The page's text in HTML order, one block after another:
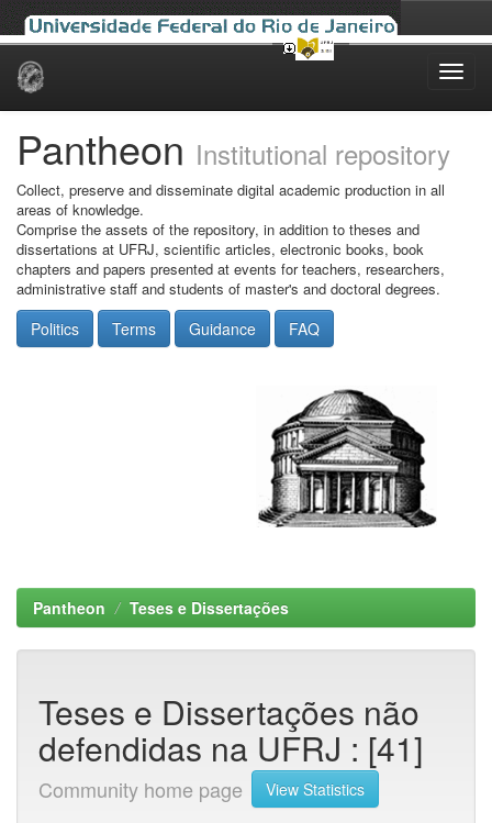
Skip
Pantheon Institutional repository
Collect, preserve and disseminate digital academic production in all
areas of knowledge.
Comprise the assets of the repository, in addition to theses and
dissertations at UFRJ, scientific articles, electronic books, book
chapters and papers presented at events for teachers, researchers,
administrative staff and students of master's and doctoral degrees.
Politics Terms Guidance FAQ
Pantheon Teses e Dissertações
Teses e Dissertações não
defendidas na UFRJ : [41]
Community home page View Statistics